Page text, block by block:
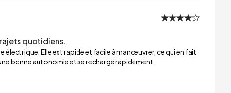
quotidiens.
Elle est rapide et facile à manœuvrer, ce qui en fait
bonne autonomie et se recharge rapidement.